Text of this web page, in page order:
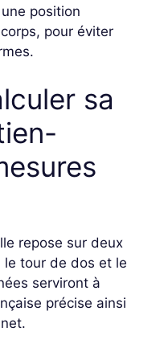
position
pour éviter
sa
repose sur deux
le tour de dos et le
serviront à
précise ainsi